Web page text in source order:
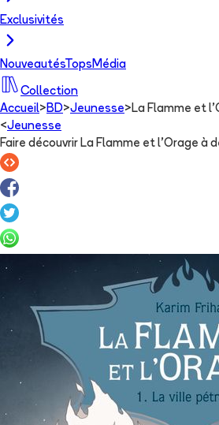
Exclusivités
NouveautésTops Média
Collection
Accueil> BD>Jeunesse> La Flamme et
<Jeunesse
Faire découvrir La Flamme et l'Orage à